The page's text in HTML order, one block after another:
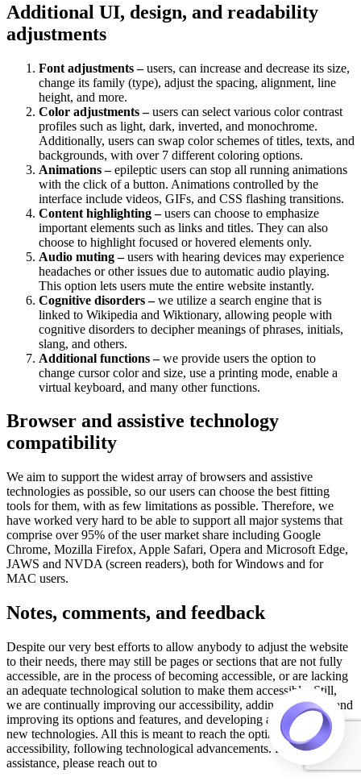
Additional UI, design, and readability
adjustments
Font adjustments –users, can increase and decrease its size,
change its family (type), adjust the spacing, alignment, line
height, and more.
Color adjustments –users can select various color contrast
profiles such as light, dark, inverted, and monochrome.
Additionally, users can swap color schemes of titles, texts, and
backgrounds, with over 7 different coloring options.
Animations –epileptic users can stop all running animations
with the click of a button. Animations controlled by the
interface include videos, GIFs, and CSS flashing transitions.
Content highlighting –users can choose to emphasize
important elements such as links and titles. They can also
choose to highlight focused or hovered elements only.
Audio muting –users with hearing devices may experience
headaches or other issues due to automatic audio playing.
This option lets users mute the entire website instantly.
Cognitive disorders –we utilize a search engine that is
linked to Wikipedia and Wiktionary, allowing people with
cognitive disorders to decipher meanings of phrases, initials,
slang, and others.
Additional functions –we provide users the option to
change cursor color and size, use a printing mode, enable a
virtual keyboard, and many other functions.
Browser and assistive technology
compatibility
We aim to support the widest array of browsers and assistive
technologies as possible, so our users can choose the best fitting
tools for them, with as few limitations as possible. Therefore, we
have worked very hard to be able to support all major systems that
comprise over 95% of the user market share including Google
Chrome, Mozilla Firefox, Apple Safari, Opera and Microsoft Edge,
JAWS and NVDA (screen readers), both for Windows and for
MAC users.
Notes, comments, and feedback
Despite our very best efforts to allow anybody to adjust the website
to their needs, there may still be pages or sections that are not fully
accessible, are in the process of becoming accessible, or are lacking
an adequate technological solution to make them accessible. Still,
we are continually improving our accessibility, adding, updating and
improving its options and features, and developing and adopting
new technologies. All this is meant to reach the optimal level of
accessibility, following technological advancements. For any
assistance, please reach out to